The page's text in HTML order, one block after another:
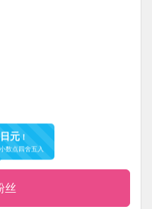
元！
数点四舍五入
丝